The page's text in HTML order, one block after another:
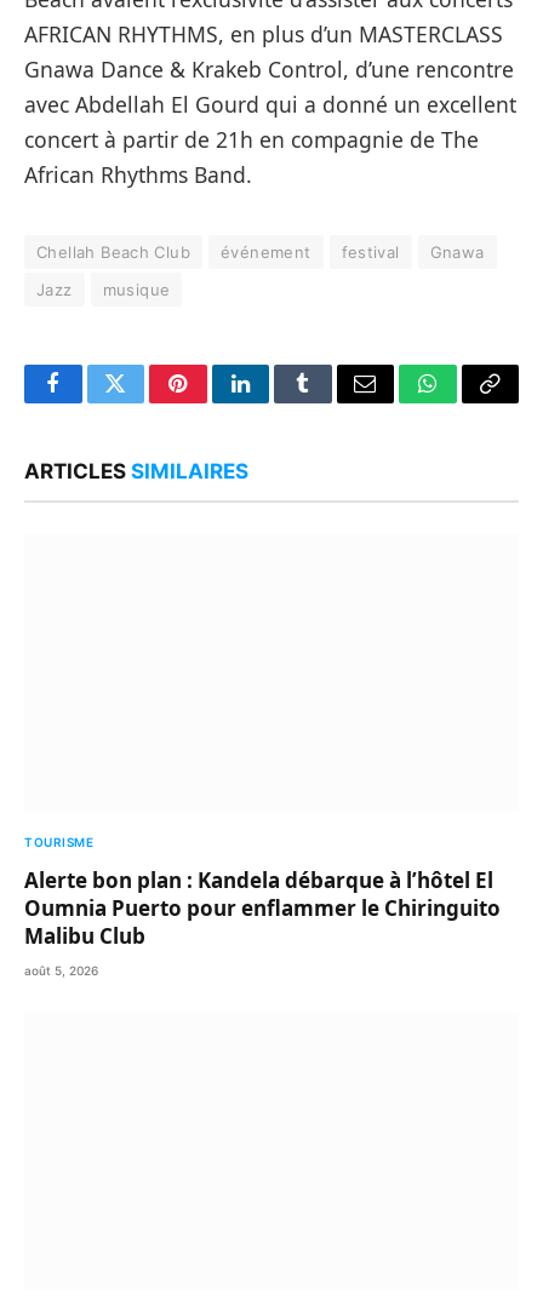
AFRICAN RHYTHMS, en plus d’un MASTERCLASS
Gnawa Dance & Krakeb Control, d’une rencontre
avec Abdellah El Gourd qui a donné un excellent
concert à partir de 21h en compagnie de The
African Rhythms Band.
Chellah Beach Club événement festival
Gnawa
Jazz
musique
FacebookTwitterPinterestLinkedInTumblrEmail WhatsApp
Copy
ARTICLES SIMILAIRES
TOURISME
Alerte bon plan : Kandela débarque à l’hôtel El
Oumnia Puerto pour enflammer le Chiringuito
Malibu Club
août 5, 2026